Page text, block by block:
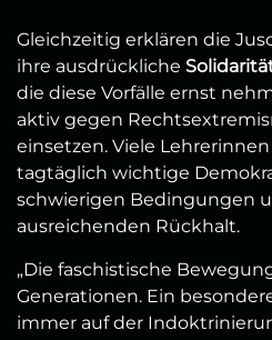
Gleichzeitig erklären die
ihre ausdrückliche
die diese Vorfälle ernst
aktiv gegen
einsetzen. Viele
tagtäglich wichtige
schwierigen Bedingungen
ausreichenden Rückhalt.
„Die faschistische
Generationen. Ein
immer auf der